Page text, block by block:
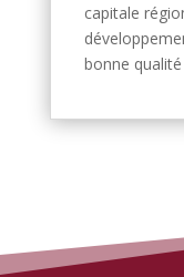
capitale
bonne qualité